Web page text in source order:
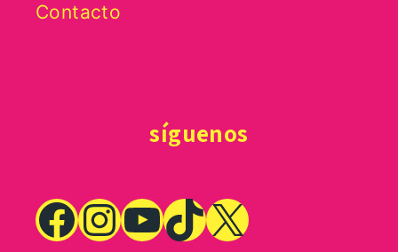
Contacto
síguenos